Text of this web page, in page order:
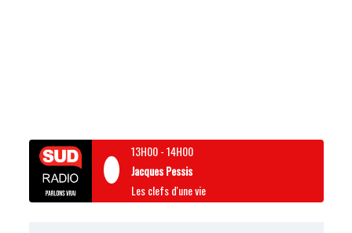
13H00-14H00
Jacques Pessis
Les clefs d'une vie